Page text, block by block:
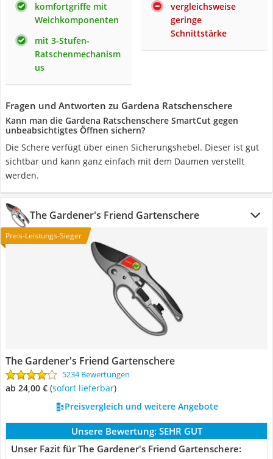
komfortgriffe mit
Weichkomponenten
mit 3-Stufen-
Ratschenmechanism
us
vergleichsweise
geringe
Schnittstärke
Fragen und Antworten zu Gardena Ratschenschere
Kann man die Gardena Ratschenschere SmartCut gegen
unbeabsichtigtes Öffnen sichern?
Die Schere verfügt über einen Sicherungshebel. Dieser ist gut
sichtbar und kann ganz einfach mit dem Daumen verstellt
werden.
The Gardener's Friend Gartenschere
Preis-Leistungs-Sieger
The Gardener's Friend Gartenschere
5234 Bewertungen
ab 24,00 € ( Sofort lieferbar)
Preisvergleich und weitere Angebote
Unsere Bewertung: SEHR GUT
Unser Fazit für The Gardener's Friend Gartenschere: